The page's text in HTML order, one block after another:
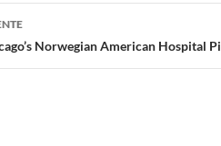
Norwegian American Hospital